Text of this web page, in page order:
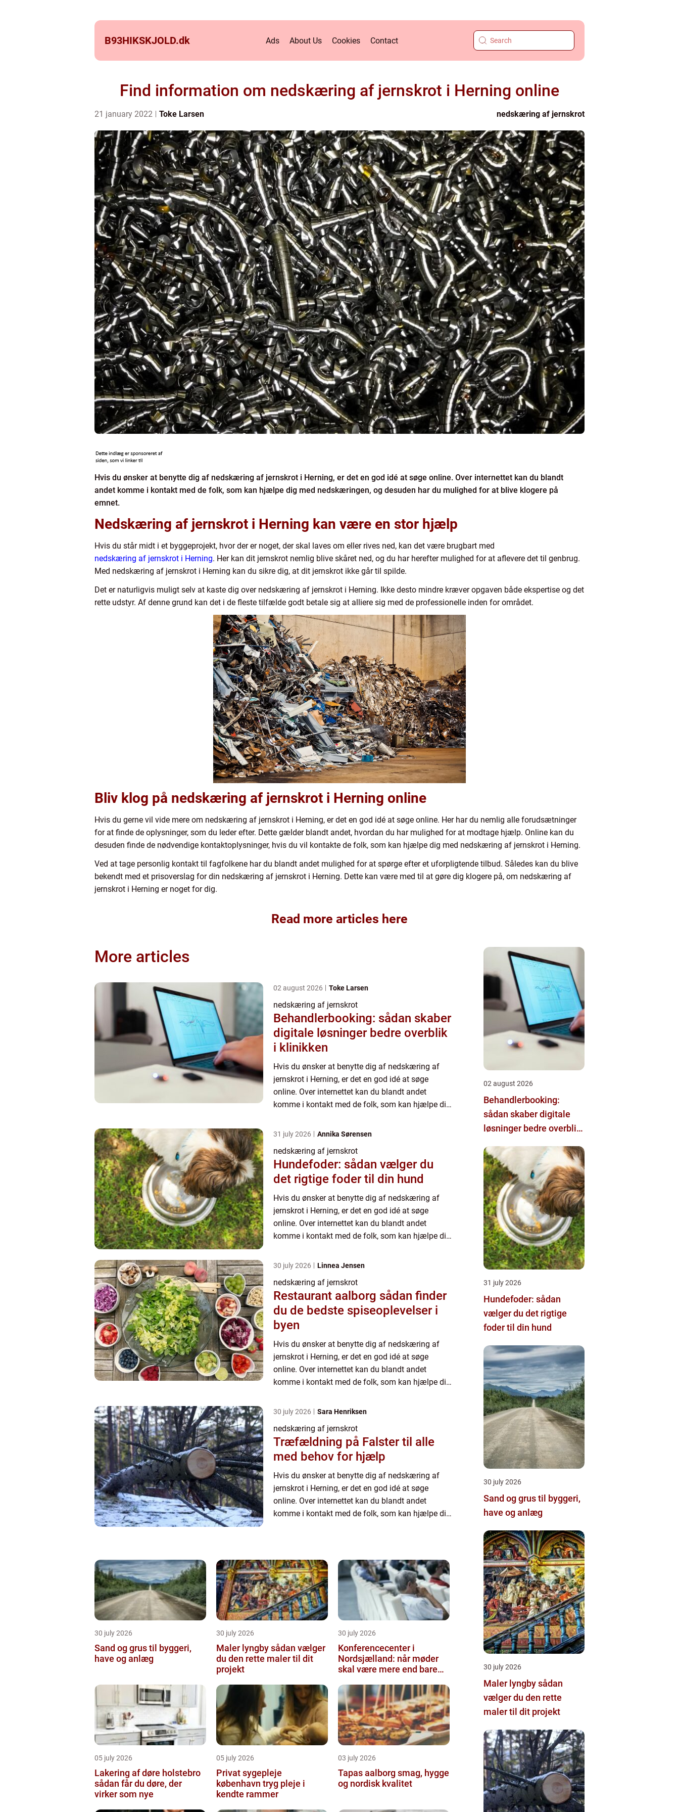
B93HIKSKJOLD.dk Ads About Us Cookies Contact
Find information om nedskæring af jernskrot i Herning online
21 january 2022 Toke Larsen nedskæring af jernskrot
Hvis du ønsker at benytte dig af nedskæring af jernskrot i Herning, er det en god idé at søge online. Over internettet kan du blandt
andet komme i kontakt med de folk, som kan hjælpe dig med nedskæringen, og desuden har du mulighed for at blive klogere på
emnet.
Nedskæring af jernskrot i Herning kan være en stor hjælp
Hvis du står midt i et byggeprojekt, hvor der er noget, der skal laves om eller rives ned, kan det være brugbart med
nedskæring af jernskrot i Herning. Her kan dit jernskrot nemlig blive skåret ned, og du har herefter mulighed for at aflevere det til genbrug.
Med nedskæring af jernskrot i Herning kan du sikre dig, at dit jernskrot ikke går til spilde.
Det er naturligvis muligt selv at kaste dig over nedskæring af jernskrot i Herning. Ikke desto mindre kræver opgaven både ekspertise og det
rette udstyr. Af denne grund kan det i de fleste tilfælde godt betale sig at alliere sig med de professionelle inden for området.
Bliv klog på nedskæring af jernskrot i Herning online
Hvis du gerne vil vide mere om nedskæring af jernskrot i Herning, er det en god idé at søge online. Her har du nemlig alle forudsætninger
for at finde de oplysninger, som du leder efter. Dette gælder blandt andet, hvordan du har mulighed for at modtage hjælp. Online kan du
desuden finde de nødvendige kontaktoplysninger, hvis du vil kontakte de folk, som kan hjælpe dig med nedskæring af jernskrot i Herning.
Ved at tage personlig kontakt til fagfolkene har du blandt andet mulighed for at spørge efter et uforpligtende tilbud. Således kan du blive
bekendt med et prisoverslag for din nedskæring af jernskrot i Herning. Dette kan være med til at gøre dig klogere på, om nedskæring af
jernskrot i Herning er noget for dig.
Read more articles here
More articles
02 august 2026 Toke Larsen
nedskæring af jernskrot
Behandlerbooking: sådan skaber
digitale løsninger bedre overblik
i klinikken
Hvis du ønsker at benytte dig af nedskæring af
jernskrot i Herning, er det en god idé at søge
online. Over internettet kan du blandt andet
komme i kontakt med de folk, som kan hjælpe dig
for at blive kloge...
31 july 2026 Annika Sørensen
nedskæring af jernskrot
Hundefoder: sådan vælger du
det rigtige foder til din hund
Hvis du ønsker at benytte dig af nedskæring af
jernskrot i Herning, er det en god idé at søge
online. Over internettet kan du blandt andet
komme i kontakt med de folk, som kan hjælpe dig
for at blive kloge...
30 july 2026 Linnea Jensen
nedskæring af jernskrot
Restaurant aalborg sådan finder
du de bedste spiseoplevelser i
byen
Hvis du ønsker at benytte dig af nedskæring af
jernskrot i Herning, er det en god idé at søge
online. Over internettet kan du blandt andet
komme i kontakt med de folk, som kan hjælpe dig
for at blive kloge...
30 july 2026 Sara Henriksen
nedskæring af jernskrot
Træfældning på Falster til alle
med behov for hjælp
Hvis du ønsker at benytte dig af nedskæring af
jernskrot i Herning, er det en god idé at søge
online. Over internettet kan du blandt andet
komme i kontakt med de folk, som kan hjælpe dig
30 july 2026
Sand og grus til byggeri,
have og anlæg
30 july 2026
Maler lyngby sådan vælger
du den rette maler til dit
projekt
30 july 2026
Konferencecenter i
Nordsjælland: når møder
skal være mere end bare
05 july 2026
Lakering af døre holstebro
sådan får du døre, der
virker som nye
05 july 2026
Privat sygepleje
københavn tryg pleje i
kendte rammer
03 july 2026
Tapas aalborg smag, hygge
og nordisk kvalitet
02 august 2026
Behandlerbooking:
sådan skaber digitale
løsninger bedre overblik
31 july 2026
Hundefoder: sådan
vælger du det rigtige
foder til din hund
30 july 2026
Sand og grus til byggeri,
have og anlæg
30 july 2026
Maler lyngby sådan
vælger du den rette
maler til dit projekt